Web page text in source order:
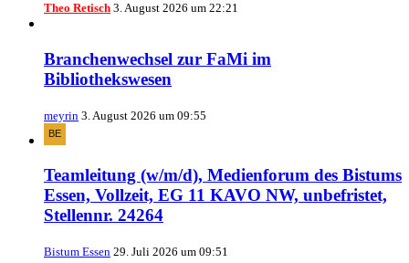
Theo Retisch 3. August 2026 um 22:21
Branchenwechsel zur FaMi im
Bibliothekswesen
meyrin 3. August 2026 um 09:55
Teamleitung (w/m/d), Medienforum des Bistums
Essen, Vollzeit, EG 11 KAVO NW, unbefristet,
Stellennr. 24264
Bistum Essen 29. Juli 2026 um 09:51